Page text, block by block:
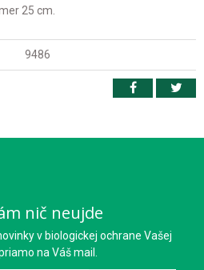
25 cm.
9486
nič neujde
v biologickej ochrane Vašej
na Váš mail.